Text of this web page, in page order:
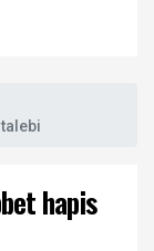
hapis